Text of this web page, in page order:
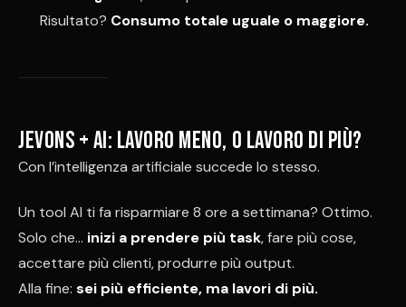
Risultato? Consumo totale uguale o maggiore.
Jevons + AI: lavoro meno, o lavoro di più?
Con l’intelligenza artificiale succede lo stesso.
Un tool AI ti fa risparmiare 8 ore a settimana? Ottimo.
Solo che… inizi a prendere più task, fare più cose,
accettare più clienti, produrre più output.
Alla fine: sei più efficiente, ma lavori di più.